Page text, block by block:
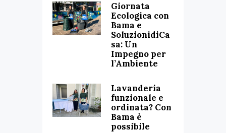
Giornata
Ecologica con
Bama e
SoluzionidiCa
sa: Un
Impegno per
l’Ambiente
Lavanderia
funzionale e
ordinata? Con
Bama è
possibile